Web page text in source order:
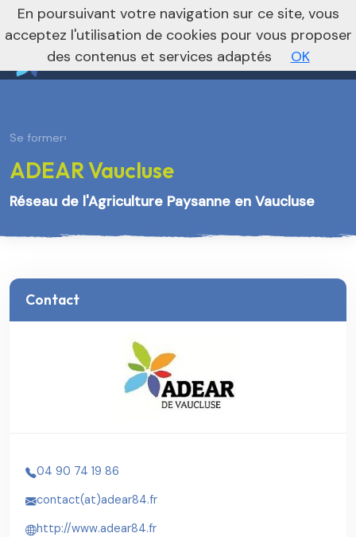
Vers le site national
nivo_2026: 1
Se former›
ADEAR Vaucluse
Réseau de l'Agriculture Paysanne en Vaucluse
Contact
04 90 74 19 86
contact(at)adear84.fr
http://www.adear84.fr
En poursuivant votre navigation sur ce site, vous
acceptez l'utilisation de cookies pour vous proposer
des contenus et services adaptés
OK